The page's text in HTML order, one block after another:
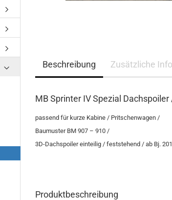
Beschreibung Zusätzliche
MB Sprinter IV Spezial
passend für kurze Kabine / Pritschenwagen /
Baumuster BM 907 – 910 /
3D-Dachspoiler einteilig / feststehend / ab Bj.
Produktbeschreibung